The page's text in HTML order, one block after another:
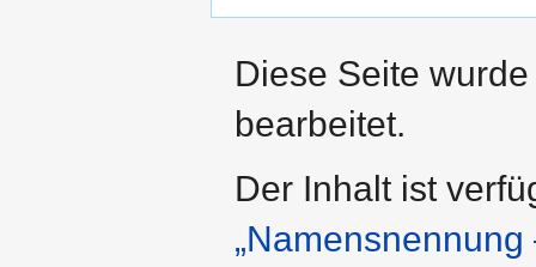
Diese Seite
bearbeitet.
Der Inhalt ist